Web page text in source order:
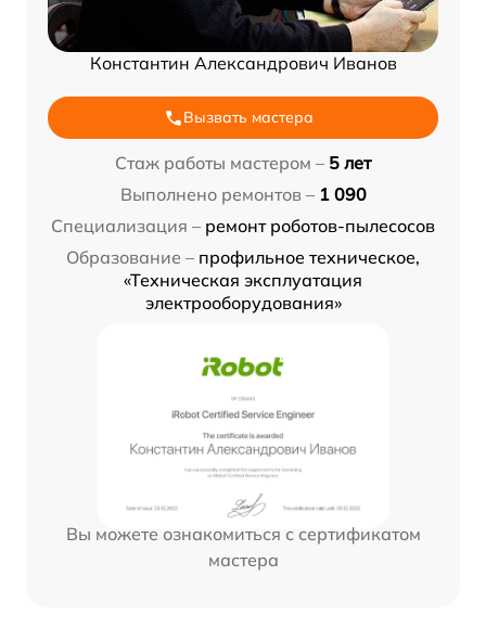
Константин Александрович Иванов
Вызвать мастера
Стаж работы мастером – 5 лет
Выполнено ремонтов – 1 090
Специализация – ремонт роботов-пылесосов
Образование – профильное техническое,
«Техническая эксплуатация
электрооборудования»
Вы можете ознакомиться с сертификатом
мастера